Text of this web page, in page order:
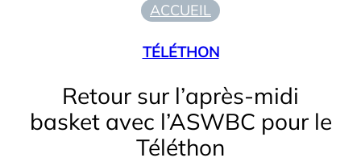
ACCUEIL
TÉLÉTHON
Retour sur l’après-midi
basket avec l’ASWBC pour le
Téléthon